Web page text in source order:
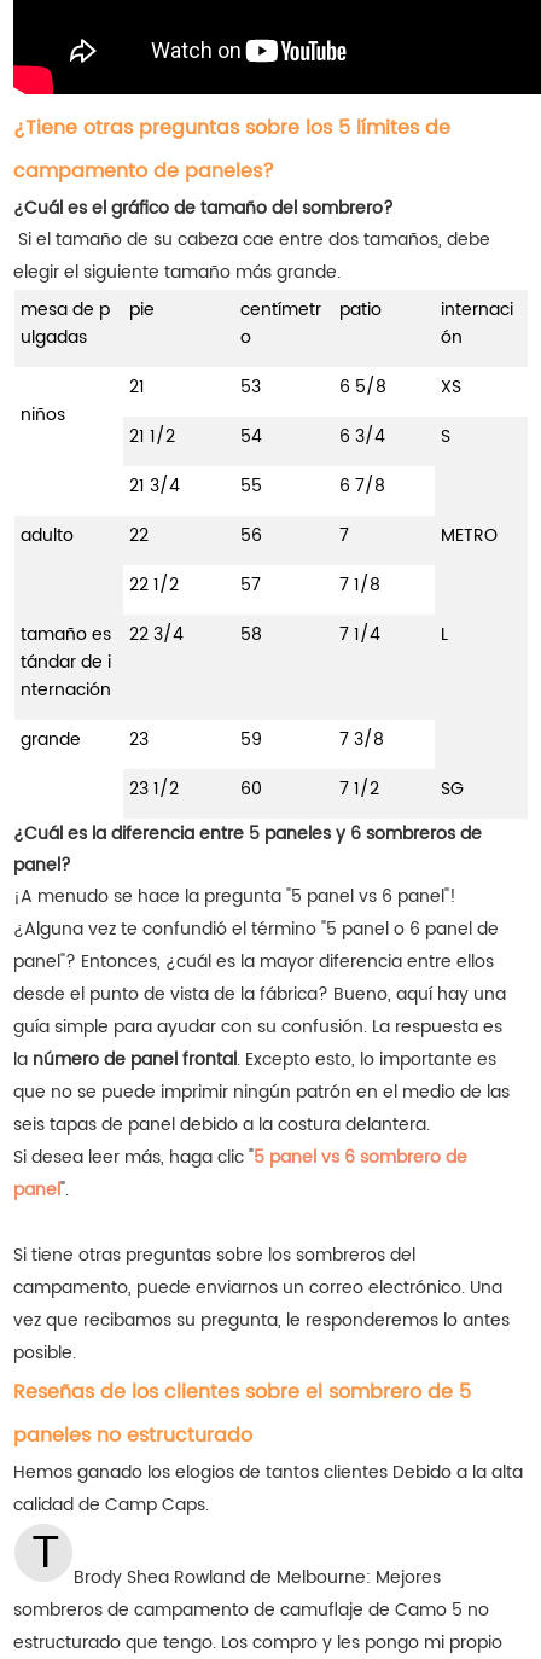
¿Tiene otras preguntas sobre los 5 límites de
campamento de paneles?
¿Cuál es el gráfico de tamaño del sombrero?
Si el tamaño de su cabeza cae entre dos tamaños, debe
elegir el siguiente tamaño más grande.
mesa de p
ulgadas
pie
centímetr
o
patio
internaci
ón
niños
21 53 6 5/8
XS
21 1/2
54 6 3/4
S
21 3/4
55
6 7/8
adulto
22 56 7
METRO
22 1/2
57
7 1/8
tamaño es
tándar de i
nternación
22 3/4 58 7 1/4 L
grande 23 59
7 3/8
23 1/2
60 7 1/2
SG
¿Cuál es la diferencia entre 5 paneles y 6 sombreros de
panel?
¡A menudo se hace la pregunta "5 panel vs 6 panel"!
¿Alguna vez te confundió el término "5 panel o 6 panel de
panel"? Entonces, ¿cuál es la mayor diferencia entre ellos
desde el punto de vista de la fábrica? Bueno, aquí hay una
guía simple para ayudar con su confusión. La respuesta es
la número de panel frontal. Excepto esto, lo importante es
que no se puede imprimir ningún patrón en el medio de las
seis tapas de panel debido a la costura delantera.
Si desea leer más, haga clic "5 panel vs 6 sombrero de
panel".
Si tiene otras preguntas sobre los sombreros del
campamento, puede enviarnos un correo electrónico. Una
vez que recibamos su pregunta, le responderemos lo antes
posible.
Reseñas de los clientes sobre el sombrero de 5
paneles no estructurado
Hemos ganado los elogios de tantos clientes Debido a la alta
calidad de Camp Caps.
Brody Shea Rowland de Melbourne: Mejores
sombreros de campamento de camuflaje de Camo 5 no
estructurado que tengo. Los compro y les pongo mi propio